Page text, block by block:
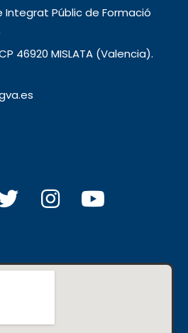
Integrat Públic de Formació
46920 MISLATA (Valencia).